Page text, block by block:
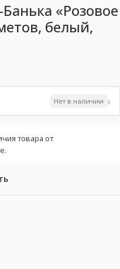
«Розовое
белый,
Нет в наличии ›
товара от